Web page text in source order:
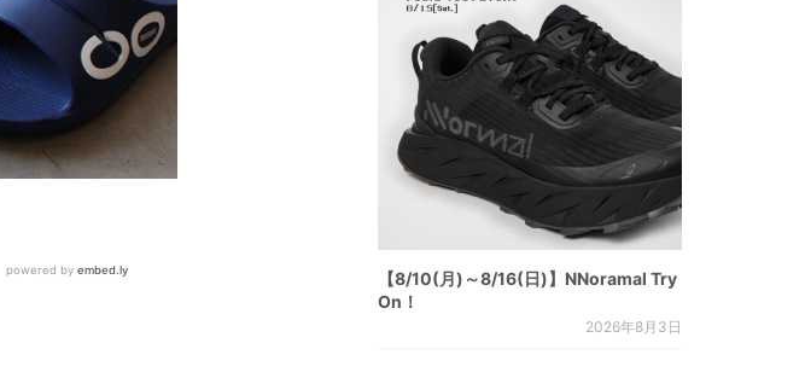
【8/10(月)～8/16(日)】NNoramal Try
On！
2026年8月3日